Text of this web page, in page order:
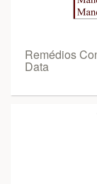
Remédios
Data